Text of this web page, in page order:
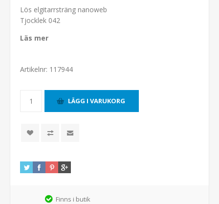
Lös elgitarrsträng nanoweb
Tjocklek 042
Läs mer
Artikelnr: 117944
Finns i butik